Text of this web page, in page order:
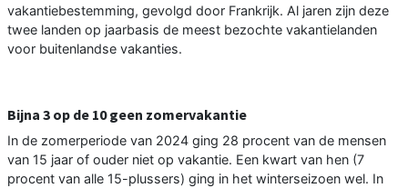
vakantiebestemming, gevolgd door Frankrijk. Al jaren zijn deze
twee landen op jaarbasis de meest bezochte vakantielanden
voor buitenlandse vakanties.
Bijna 3 op de 10 geen zomervakantie
In de zomerperiode van 2024 ging 28 procent van de mensen
van 15 jaar of ouder niet op vakantie. Een kwart van hen (7
procent van alle 15-plussers) ging in het winterseizoen wel. In